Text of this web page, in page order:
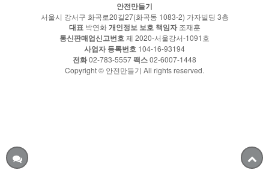
안전만들기
서울시 강서구 화곡로20길27(화곡동 1083-2) 가자빌딩 3층
대표 박연화개인정보 보호 책임자조재훈
통신판매업신고번호제 2020-서울강서-1091호
사업자 등록번호 104-16-93194
전화02-783-5557팩스02-6007-1448
Copyright © 안전만들기 All rights reserved.